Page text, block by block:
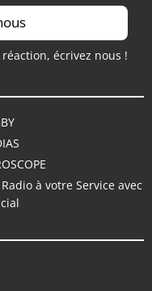
écrivez nous !
à votre Service avec